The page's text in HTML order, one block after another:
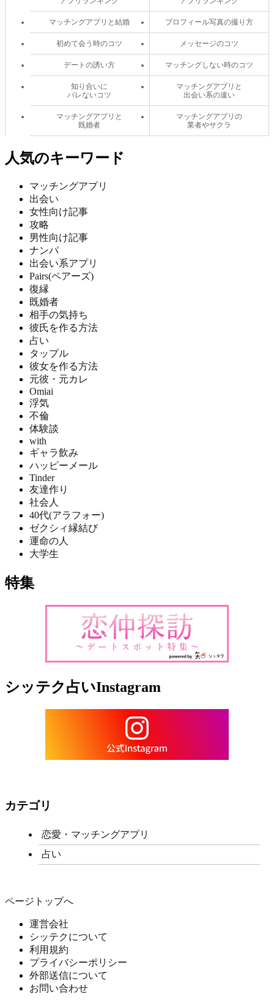
マッチングアプリと結婚 プロフィール写真の撮り方
初めて会う時のコツ メッセージのコツ
デートの誘い方 マッチングしない時のコツ
知り合いに
バレないコツ
マッチングアプリと
出会い系の違い
マッチングアプリと
既婚者
マッチングアプリの
業者やサクラ
人気のキーワード
マッチングアプリ
出会い
女性向け記事
攻略
男性向け記事
ナンパ
出会い系アプリ
Pairs(ペアーズ)
復縁
既婚者
相手の気持ち
彼氏を作る方法
占い
タップル
彼女を作る方法
元彼・元カレ
Omiai
浮気
不倫
体験談
with
ギャラ飲み
ハッピーメール
Tinder
友達作り
社会人
40代(アラフォー)
ゼクシィ縁結び
運命の人
大学生
特集
シッテク占いInstagram
カテゴリ
恋愛・マッチングアプリ
占い
ページトップへ
運営会社
シッテクについて
利用規約
プライバシーポリシー
外部送信について
お問い合わせ